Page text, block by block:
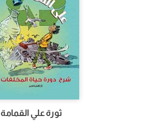
ثورة علي القمامة